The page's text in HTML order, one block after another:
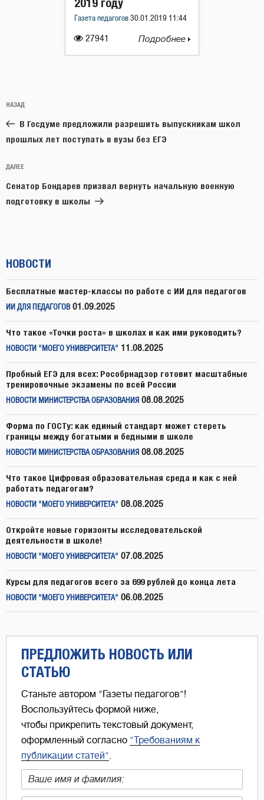
27941
Газета педагогов 30.01.2019 11:44
Подробнее
по
записям
Предыдущая
запись:
НАЗАД
В Госдуме предложили разрешить выпускникам школ
прошлых лет поступать в вузы без ЕГЭ
Следующая
запись
ДАЛЕЕ
Сенатор Бондарев призвал вернуть начальную военную
подготовку в школы
НОВОСТИ
Бесплатные мастер-классы по работе с ИИ для педагогов
ИИ ДЛЯ ПЕДАГОГОВ 01.09.2025
Что такое «Точки роста» в школах и как ими руководить?
НОВОСТИ "МОЕГО УНИВЕРСИТЕТА" 11.08.2025
Пробный ЕГЭ для всех: Рособрнадзор готовит масштабные
тренировочные экзамены по всей России
НОВОСТИ МИНИСТЕРСТВА ОБРАЗОВАНИЯ 08.08.2025
Форма по ГОСТу: как единый стандарт может стереть
границы между богатыми и бедными в школе
НОВОСТИ МИНИСТЕРСТВА ОБРАЗОВАНИЯ 08.08.2025
Что такое Цифровая образовательная среда и как с ней
работать педагогам?
НОВОСТИ "МОЕГО УНИВЕРСИТЕТА" 08.08.2025
Откройте новые горизонты исследовательской
деятельности в школе!
НОВОСТИ "МОЕГО УНИВЕРСИТЕТА" 07.08.2025
Курсы для педагогов всего за 699 рублей до конца лета
НОВОСТИ "МОЕГО УНИВЕРСИТЕТА" 06.08.2025
ПРЕДЛОЖИТЬ НОВОСТЬ ИЛИ
СТАТЬЮ
Станьте автором "Газеты педагогов"!
Воспользуйтесь формой ниже,
чтобы прикрепить текстовый документ,
оформленный согласно "Требованиям к
публикации статей"